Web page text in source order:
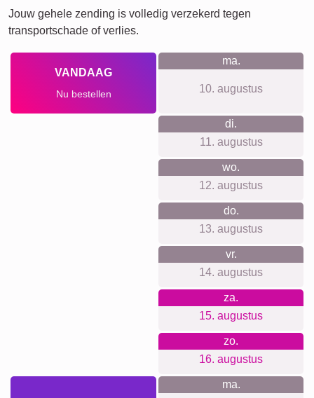
duurzame en klimaatneutrale productie. Onze tevreden
klanten zijn onze grootste trots.
Voor elke gelegenheid iets
Onze fotocollages zijn geweldig voor allerlei gelegenheden.
Ze zijn perfect om dierbare herinneringen te verzamelen,
bijvoorbeeld voor verjaardagen, bruiloften of als een
prachtig aandenken aan een bijzondere reis. Geef ze als
uniek en persoonlijk geschenk aan vrienden, familie of als
Collage maken
Verzendtijd en leveringsvoorspelling